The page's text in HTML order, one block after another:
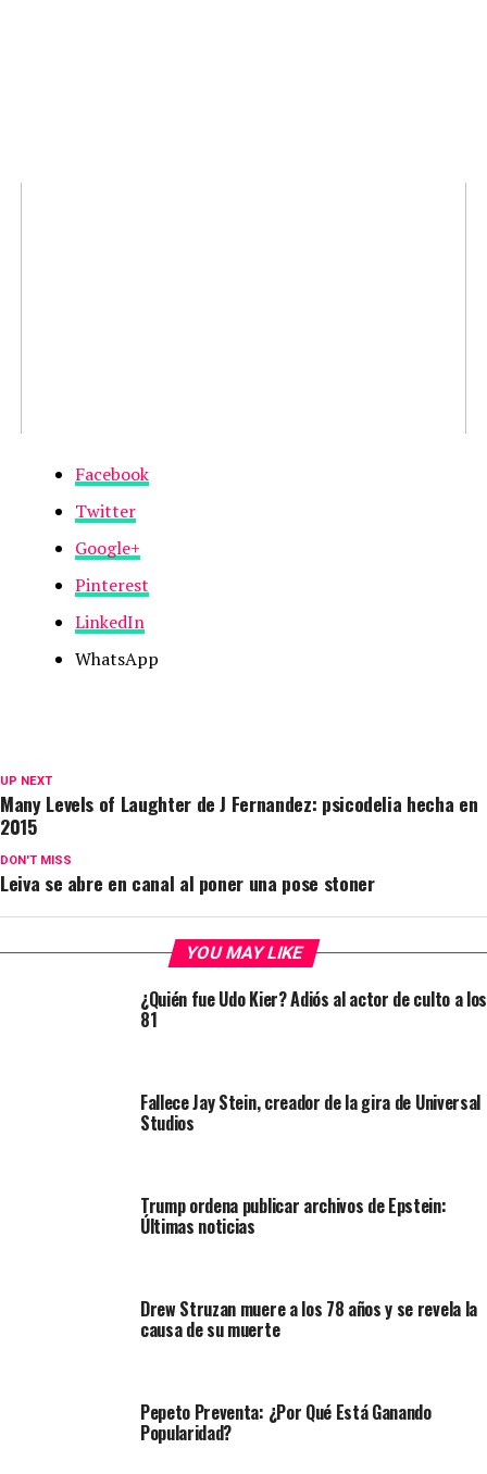
Facebook
Twitter
Google+
Pinterest
LinkedIn
WhatsApp
UP NEXT
Many Levels of Laughter de J Fernandez: psicodelia hecha en
2015
DON'T MISS
Leiva se abre en canal al poner una pose stoner
YOU MAY LIKE
¿Quién fue Udo Kier? Adiós al actor de culto a los
81
Fallece Jay Stein, creador de la gira de Universal
Studios
Trump ordena publicar archivos de Epstein:
Últimas noticias
Drew Struzan muere a los 78 años y se revela la
causa de su muerte
Pepeto Preventa: ¿Por Qué Está Ganando
Popularidad?